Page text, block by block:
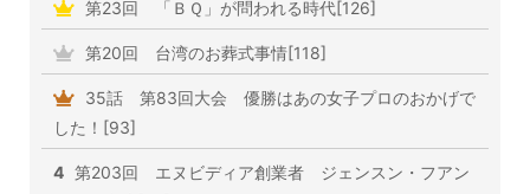
第23回 「ＢＱ」が問われる時代[126]
第20回 台湾のお葬式事情[118]
35話 第83回大会 優勝はあの女子プロのおかげで
した！[93]
4 第203回 エヌビディア創業者 ジェンスン・フアン